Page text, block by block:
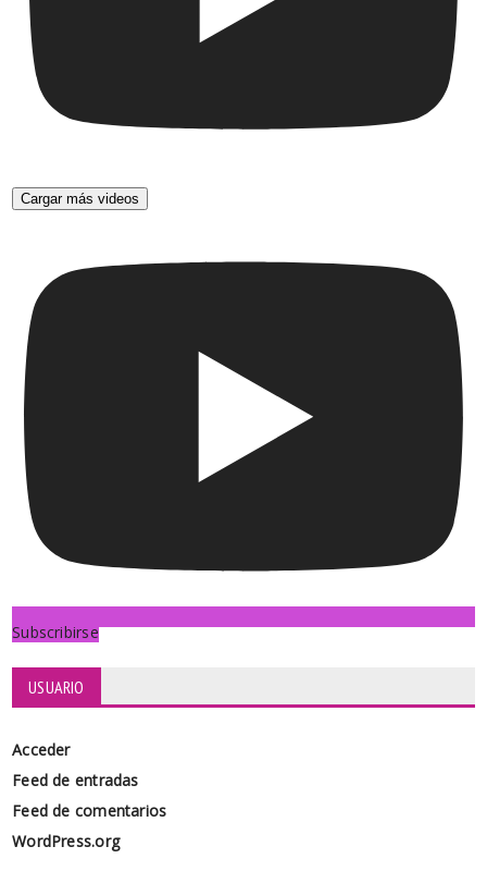
Cargar más videos
Subscribirse
USUARIO
Acceder
Feed de entradas
Feed de comentarios
WordPress.org